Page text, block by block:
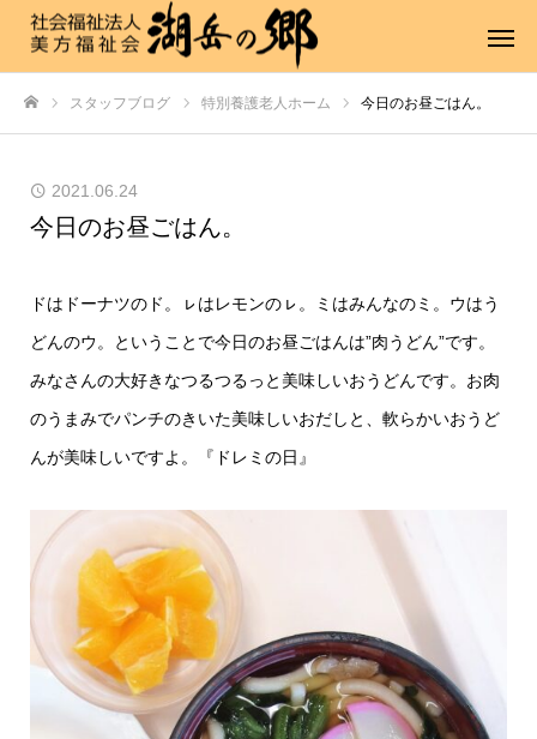
スタッフブログ 特別養護老人ホーム 今日のお昼ごはん。
2021.06.24
今日のお昼ごはん。
ドはドーナツのド。ㇾはレモンのㇾ。ミはみんなのミ。ウはう
どんのウ。ということで今日のお昼ごはんは”肉うどん”です。
みなさんの大好きなつるつるっと美味しいおうどんです。お肉
のうまみでパンチのきいた美味しいおだしと、軟らかいおうど
んが美味しいですよ。『ドレミの日』